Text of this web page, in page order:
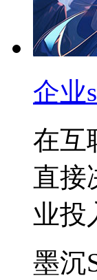
企业
在互
直接
业投
墨沉